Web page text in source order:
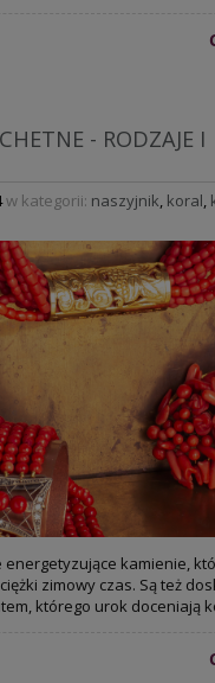
- RODZAJE I
w kategorii: naszyjnik, koral,
energetyzujące kamienie,
zimowy czas. Są też
którego urok doceniają